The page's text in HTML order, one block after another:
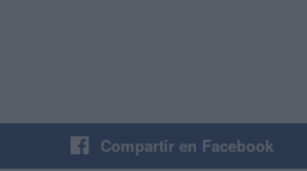
Compartir en Facebook